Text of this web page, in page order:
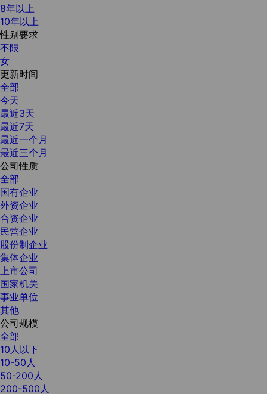
8年以上
10年以上
性别要求
不限
女
更新时间
全部
今天
最近3天
最近7天
最近一个月
最近三个月
公司性质
全部
国有企业
外资企业
合资企业
民营企业
股份制企业
集体企业
上市公司
国家机关
事业单位
其他
公司规模
全部
10人以下
10-50人
50-200人
200-500人